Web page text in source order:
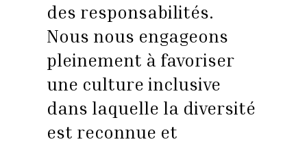
des responsabilités.
Nous nous engageons
pleinement à favoriser
une culture inclusive
dans laquelle la diversité
est reconnue et